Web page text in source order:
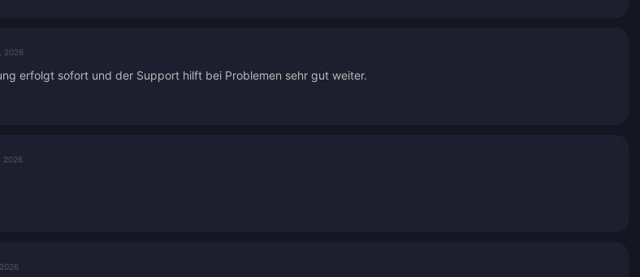
2026
erfolgt sofort und der Support hilft bei Problemen sehr gut weiter.
2026